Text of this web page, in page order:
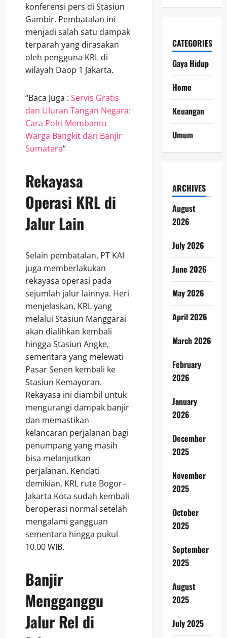
konferensi pers di Stasiun
Gambir. Pembatalan ini
menjadi salah satu dampak
terparah yang dirasakan
oleh pengguna KRL di
wilayah Daop 1 Jakarta.
“Baca Juga : Servis Gratis
dan Uluran Tangan Negara:
Cara Polri Membantu
Warga Bangkit dari Banjir
Sumatera“
Rekayasa
Operasi KRL di
Jalur Lain
Selain pembatalan, PT KAI
juga memberlakukan
rekayasa operasi pada
sejumlah jalur lainnya. Heri
menjelaskan, KRL yang
melalui Stasiun Manggarai
akan dialihkan kembali
hingga Stasiun Angke,
sementara yang melewati
Pasar Senen kembali ke
Stasiun Kemayoran.
Rekayasa ini diambil untuk
mengurangi dampak banjir
dan memastikan
kelancaran perjalanan bagi
penumpang yang masih
bisa melanjutkan
perjalanan. Kendati
demikian, KRL rute Bogor–
Jakarta Kota sudah kembali
beroperasi normal setelah
mengalami gangguan
sementara hingga pukul
10.00 WIB.
Banjir
Mengganggu
Jalur Rel di
CATEGORIES
Gaya Hidup
Home
Keuangan
Umum
ARCHIVES
August
2026
July 2026
June 2026
May 2026
April 2026
March 2026
February
2026
January
2026
December
2025
November
2025
October
2025
September
2025
August
2025
July 2025